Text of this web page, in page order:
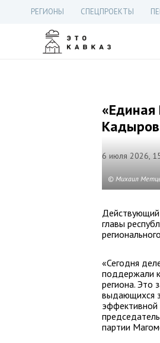
РЕГИОНЫ СПЕЦПРОЕКТЫ
«Единая
6 июля 2026,
© Михаил
главы
«Сегодня
поддержали
региона. Это
выдающихся
эффективной
партии